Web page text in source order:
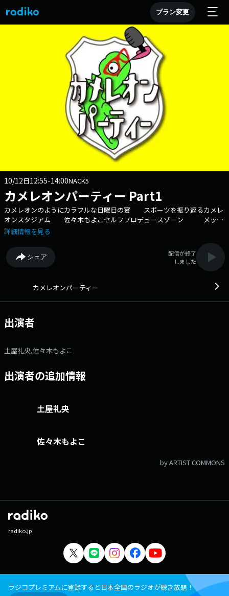
プラン変更
10/12日12:55-14:00NACK5
カメレオンパーティー Part1
カメレオンのようにカラフルな日曜日の宴 スポーツを振り返るカメレ
オンスタジアム 佐々木もよこセルフプロデュースゾーン メッセ
ージ募集中 【メッセージフォーム】 フリーメッセージ リク
ー 10月26日のミスカメレオン
詳細情報を見る
シェア
配信が終了
しました
カメレオンパーティー
出演者
土屋礼央,佐々木もよこ
出演者の追加情報
土屋礼央
佐々木もよこ
by ARTIST COMMONS
radiko.jp
ラジコプレミアムに登録すると日本全国のラジオが聴き放題！